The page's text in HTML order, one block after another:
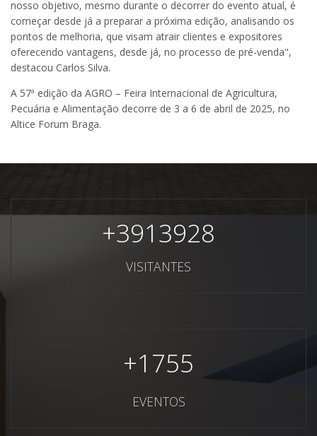
nosso objetivo, mesmo durante o decorrer do evento atual, é
começar desde já a preparar a próxima edição, analisando os
pontos de melhoria, que visam atrair clientes e expositores
oferecendo vantagens, desde já, no processo de pré-venda",
destacou Carlos Silva.
A 57ª edição da AGRO – Feira Internacional de Agricultura,
Pecuária e Alimentação decorre de 3 a 6 de abril de 2025, no
Altice Forum Braga.
+3913928
VISITANTES
+1755
EVENTOS